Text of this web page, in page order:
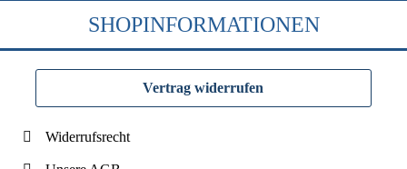
SHOPINFORMATIONEN
Vertrag widerrufen
Widerrufsrecht